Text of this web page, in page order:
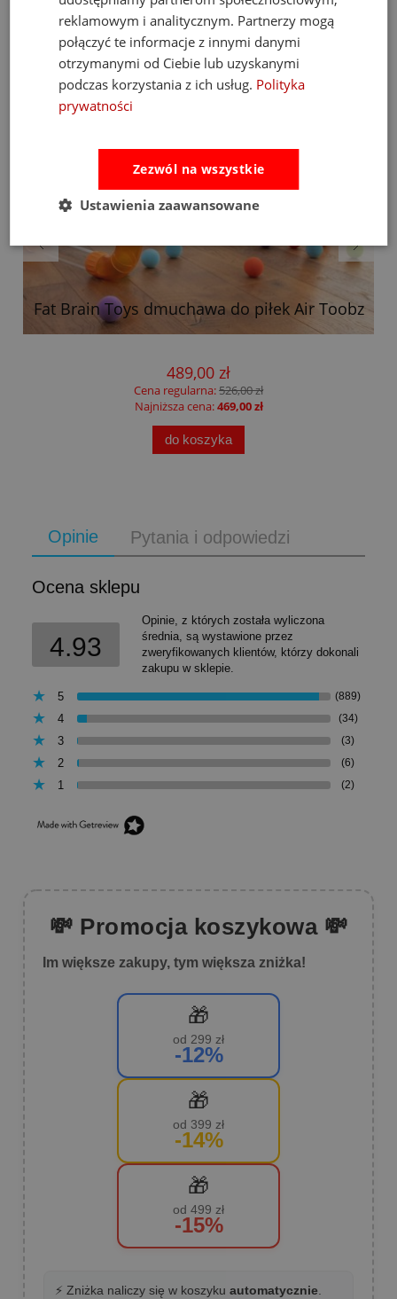
Fat Brain Toys dmuchawa do piłek Air Toobz
489,00 zł
Cena regularna:526,00 zł
Najniższa cena:469,00 zł
do koszyka
Opinie Pytania i odpowiedzi
Ocena sklepu
4.93
Opinie, z których została wyliczona
średnia, są wystawione przez
zweryfikowanych klientów, którzy dokonali
zakupu w sklepie.
5 (889)
4 (34)
3 (3)
2 (6)
1 (2)
💸 Promocja koszykowa 💸
Im większe zakupy, tym większa zniżka!
🎁
od 299 zł
-12%
🎁
od 399 zł
-14%
🎁
od 499 zł
-15%
⚡ Zniżka naliczy się w koszyku automatycznie.
reklamowym i analitycznym. Partnerzy mogą
połączyć te informacje z innymi danymi
otrzymanymi od Ciebie lub uzyskanymi
podczas korzystania z ich usług. Polityka
prywatności
Zezwól na wszystkie
Ustawienia zaawansowane